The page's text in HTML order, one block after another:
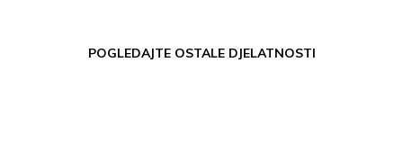
POGLEDAJTE OSTALE DJELATNOSTI